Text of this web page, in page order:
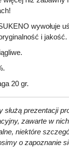
wywołuje
i jakość.
20 gr.
prezentacji
zawarte w
niektóre
o zapoznanie